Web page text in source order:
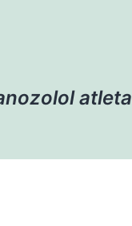
atleta